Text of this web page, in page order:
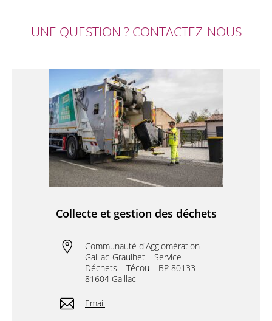
UNE QUESTION ? CONTACTEZ-NOUS
Collecte et gestion des déchets
Communauté d'Agglomération
Gaillac-Graulhet – Service
Déchets – Técou – BP 80133
81604 Gaillac
Email